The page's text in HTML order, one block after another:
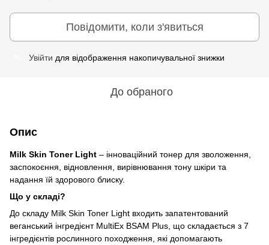
Повідомити, коли з'явиться
Увійти для відображення накопичувальної знижки
До обраного
Опис
Milk Skin Toner Light – інноваційний тонер для зволоження,
заспокоєння, відновлення, вирівнювання тону шкіри та
надання їй здорового блиску.
Що у складі?
До складу Milk Skin Toner Light входить запатентований
веганський інгредієнт MultiEx BSAM Plus, що складається з 7
інгредієнтів рослинного походження, які допомагають